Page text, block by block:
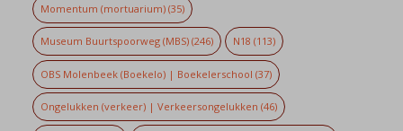
Momentum (mortuarium)(35)
Museum Buurtspoorweg (MBS)(246) N18 (113)
OBS Molenbeek (Boekelo) | Boekelerschool (37)
Ongelukken (verkeer) | Verkeersongelukken (46)